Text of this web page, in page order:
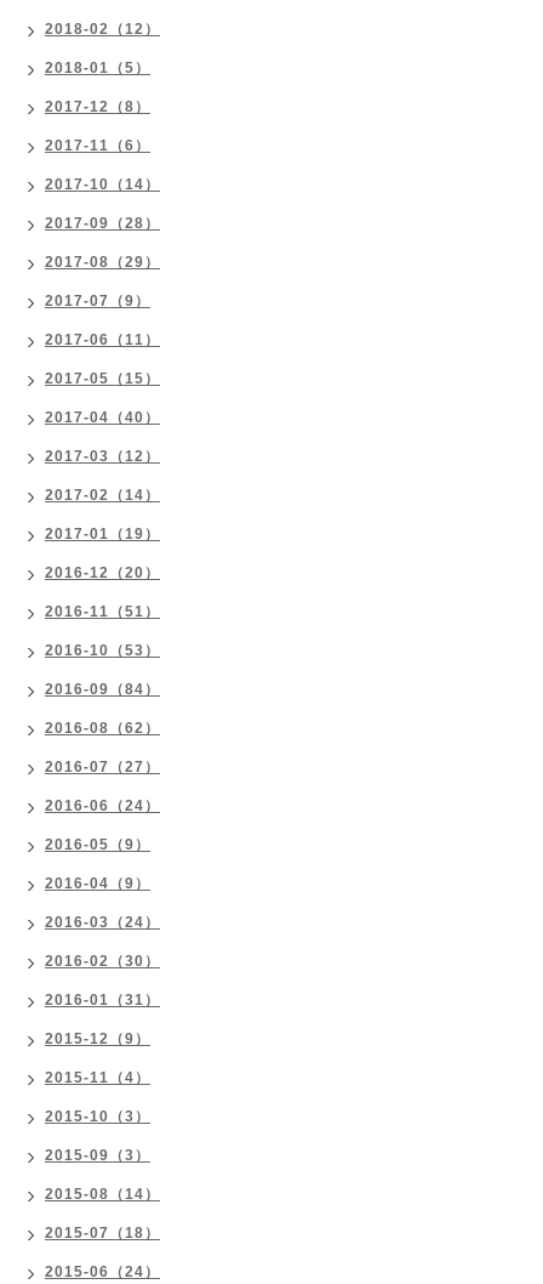
2018-02（12）
2018-01（5）
2017-12（8）
2017-11（6）
2017-10（14）
2017-09（28）
2017-08（29）
2017-07（9）
2017-06（11）
2017-05（15）
2017-04（40）
2017-03（12）
2017-02（14）
2017-01（19）
2016-12（20）
2016-11（51）
2016-10（53）
2016-09（84）
2016-08（62）
2016-07（27）
2016-06（24）
2016-05（9）
2016-04（9）
2016-03（24）
2016-02（30）
2016-01（31）
2015-12（9）
2015-11（4）
2015-10（3）
2015-09（3）
2015-08（14）
2015-07（18）
2015-06（24）